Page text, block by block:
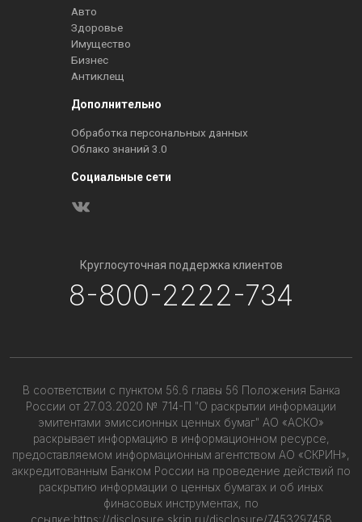
Авто
Здоровье
Имущество
Бизнес
Антиклещ
Дополнительно
Обработка персональных данных
Облако знаний 3.0
Социальные сети
Круглосуточная поддержка клиентов
8-800-2222-734
В соответствии с пунктом 56.6 главы 56 Положения Банка
России от 27.03.2020 № 714-П "О раскрытии информации
эмитентами эмиссионных ценных бумаг" АО «АСКО»
раскрывает информацию в информационном ресурсе,
предоставляемом информационным агентством АО «СКРИН»,
аккредитованным Банком России на проведение действий по
раскрытию информации о ценных бумагах и об иных
финасовых инструментах, по